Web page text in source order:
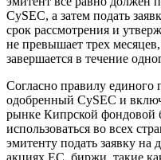
CySEC, а затем подать
срок рассмотрения и
не превышает трех
завершается в течение
Согласно правилу единого
одобренный CySEC и
рынке Кипрской фондовой
использоваться во всех
эмитенту подать заявку
акциях ЕС. биржи, такие